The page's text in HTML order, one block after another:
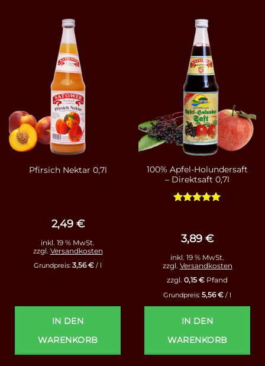
Pfirsich Nektar 0,7l
2,49 €
inkl. 19 % MwSt.
zzgl. Versandkosten
Grundpreis: 3,56€ / l
IN DEN
WARENKORB
100% Apfel-Holundersaft
– Direktsaft 0,7l
3,89 €
inkl. 19 % MwSt.
zzgl. Versandkosten
zzgl. 0,15 € Pfand
Grundpreis: 5,56€ / l
IN DEN
WARENKORB